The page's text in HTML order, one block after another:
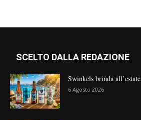
SCELTO DALLA REDAZIONE
Swinkels brinda all’estate
6 Agosto 2026